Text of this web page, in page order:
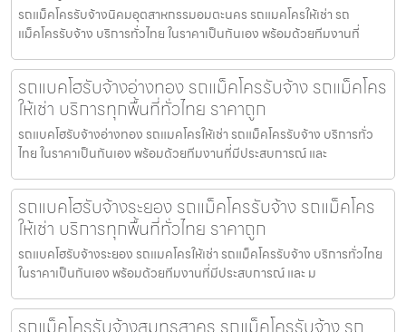
รถแม็คโครรับจ้างนิคมอุตสาหกรรมอมตะนคร รถแมคโครให้เช่า รถ
แม็คโครรับจ้าง บริการทั่วไทย ในราคาเป็นกันเอง พร้อมด้วยทีมงานที่
รถแบคโฮรับจ้างอ่างทอง รถแม็คโครรับจ้าง รถแม็คโคร
ให้เช่า บริการทุกพื้นที่ทั่วไทย ราคาถูก
รถแบคโฮรับจ้างอ่างทอง รถแมคโครให้เช่า รถแม็คโครรับจ้าง บริการทั่ว
ไทย ในราคาเป็นกันเอง พร้อมด้วยทีมงานที่มีประสบการณ์ และ
รถแบคโฮรับจ้างระยอง รถแม็คโครรับจ้าง รถแม็คโคร
ให้เช่า บริการทุกพื้นที่ทั่วไทย ราคาถูก
รถแบคโฮรับจ้างระยอง รถแมคโครให้เช่า รถแม็คโครรับจ้าง บริการทั่วไทย
ในราคาเป็นกันเอง พร้อมด้วยทีมงานที่มีประสบการณ์ และ ม